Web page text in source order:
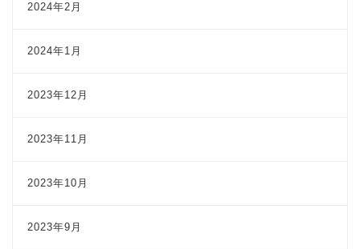
2024年2月
2024年1月
2023年12月
2023年11月
2023年10月
2023年9月